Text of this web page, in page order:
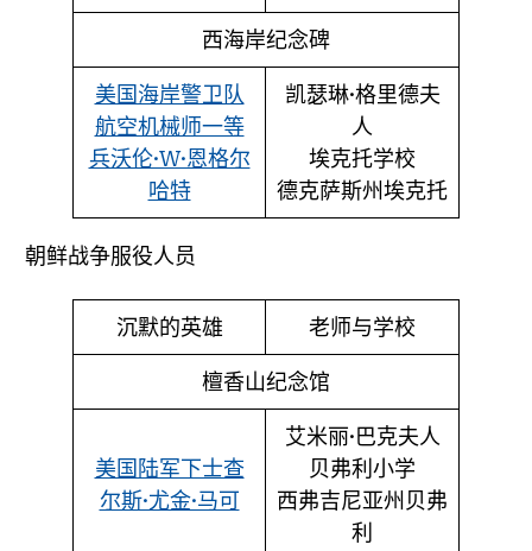
西海岸纪念碑
美国海岸警卫队
航空机械师一等
兵沃伦·W·恩格尔
哈特
凯瑟琳·格里德夫
人
埃克托学校
德克萨斯州埃克托
朝鲜战争服役人员
沉默的英雄 老师与学校
檀香山纪念馆
美国陆军下士查
尔斯·尤金·马可
艾米丽·巴克夫人
贝弗利小学
西弗吉尼亚州贝弗
利